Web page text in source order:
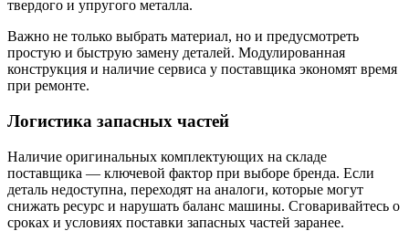
твердого и упругого металла.
Важно не только выбрать материал, но и предусмотреть
простую и быструю замену деталей. Модулированная
конструкция и наличие сервиса у поставщика экономят время
при ремонте.
Логистика запасных частей
Наличие оригинальных комплектующих на складе
поставщика — ключевой фактор при выборе бренда. Если
деталь недоступна, переходят на аналоги, которые могут
снижать ресурс и нарушать баланс машины. Сговаривайтесь о
сроках и условиях поставки запасных частей заранее.